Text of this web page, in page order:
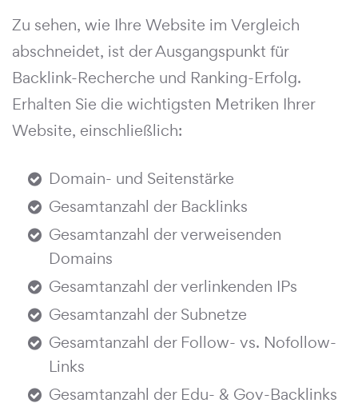
Zu sehen, wie Ihre Website im Vergleich
abschneidet, ist der Ausgangspunkt für
Backlink-Recherche und Ranking-Erfolg.
Erhalten Sie die wichtigsten Metriken Ihrer
Website, einschließlich:
Domain- und Seitenstärke
Gesamtanzahl der Backlinks
Gesamtanzahl der verweisenden
Domains
Gesamtanzahl der verlinkenden IPs
Gesamtanzahl der Subnetze
Gesamtanzahl der Follow- vs. Nofollow-
Links
Gesamtanzahl der Edu- & Gov-Backlinks